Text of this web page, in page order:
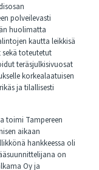
polveilevasti
huolimatta
kautta leikkisä
sekä toteutetut
teräsjulkisivuosat
korkealaatuisen
ja tilallisesti
toimi Tampereen
aikaan
hankkeessa oli
on
Oy ja